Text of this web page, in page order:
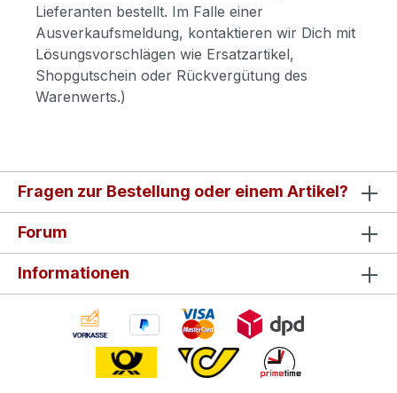
Lieferanten bestellt. Im Falle einer
Ausverkaufsmeldung, kontaktieren wir Dich mit
Lösungsvorschlägen wie Ersatzartikel,
Shopgutschein oder Rückvergütung des
Warenwerts.)
Fragen zur Bestellung oder einem Artikel?
Forum
Informationen